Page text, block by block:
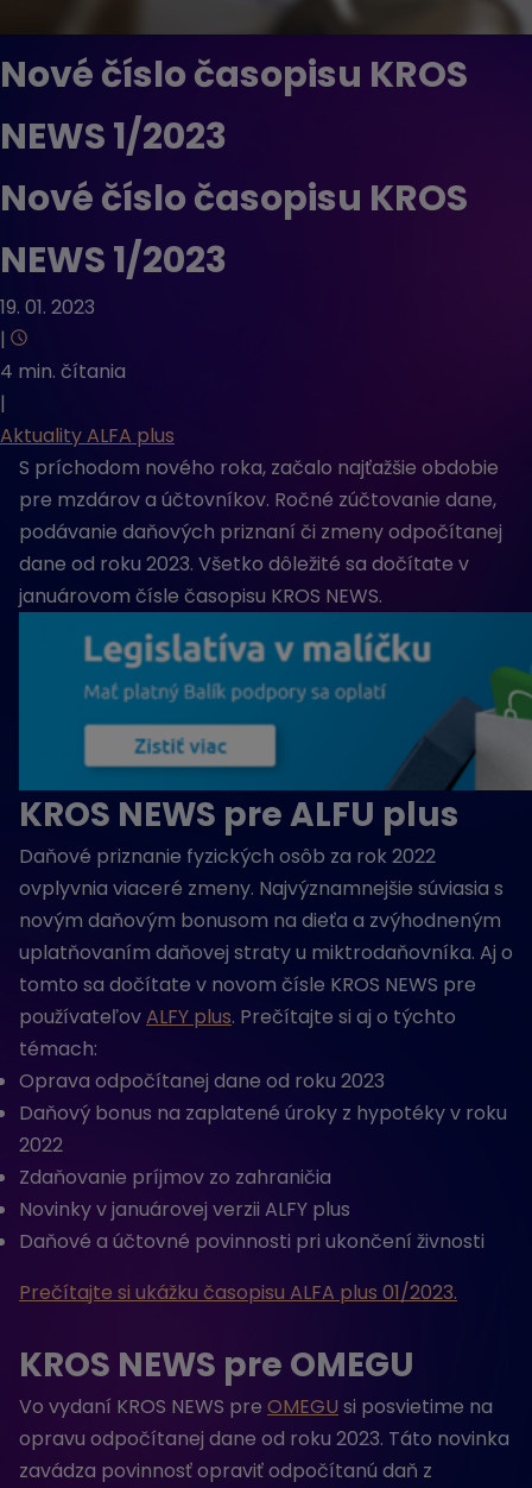
Nové číslo časopisu KROS
NEWS 1/2023
Nové číslo časopisu KROS
NEWS 1/2023
19. 01. 2023
|
4 min. čítania
|
Aktuality ALFA plus
S príchodom nového roka, začalo najťažšie obdobie
pre mzdárov a účtovníkov. Ročné zúčtovanie dane,
podávanie daňových priznaní či zmeny odpočítanej
dane od roku 2023. Všetko dôležité sa dočítate v
januárovom čísle časopisu KROS NEWS.
KROS NEWS pre ALFU plus
Daňové priznanie fyzických osôb za rok 2022
ovplyvnia viaceré zmeny. Najvýznamnejšie súviasia s
novým daňovým bonusom na dieťa a zvýhodneným
uplatňovaním daňovej straty u miktrodaňovníka. Aj o
tomto sa dočítate v novom čísle KROS NEWS pre
používateľovALFY plus. Prečítajte si aj o týchto
témach:
Oprava odpočítanej dane od roku 2023
Daňový bonus na zaplatené úroky z hypotéky v roku
2022
Zdaňovanie príjmov zo zahraničia
Novinky v januárovej verzii ALFY plus
Daňové a účtovné povinnosti pri ukončení živnosti
Prečítajte si ukážku časopisu ALFA plus 01/2023.
KROS NEWS pre OMEGU
Vo vydaní KROS NEWS pre OMEGU si posvietime na
opravu odpočítanej dane od roku 2023. Táto novinka
zavádza povinnosť opraviť odpočítanú daň z